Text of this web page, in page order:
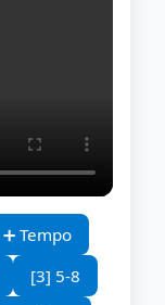
➕ Tempo
[3] 5-8